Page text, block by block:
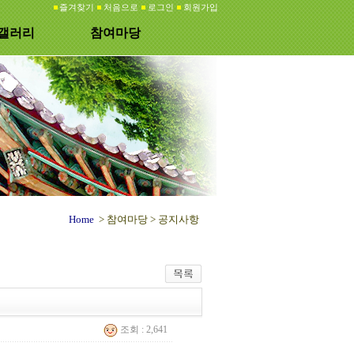
즐겨찾기 처음으로 로그인 회원가입
러리 참여마당
Home > 참여마당 > 공지사항
조회 : 2,641